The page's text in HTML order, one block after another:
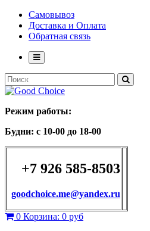
Самовывоз
Доставка и Оплата
Обратная связь
Режим работы:
Будни: с 10-00 до 18-00
+7 926 585-8503
goodchoice.me@yandex.ru
0 Корзина: 0 руб